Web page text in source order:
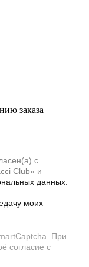
заказа
с
Club» и
данных.
моих
При
согласие с